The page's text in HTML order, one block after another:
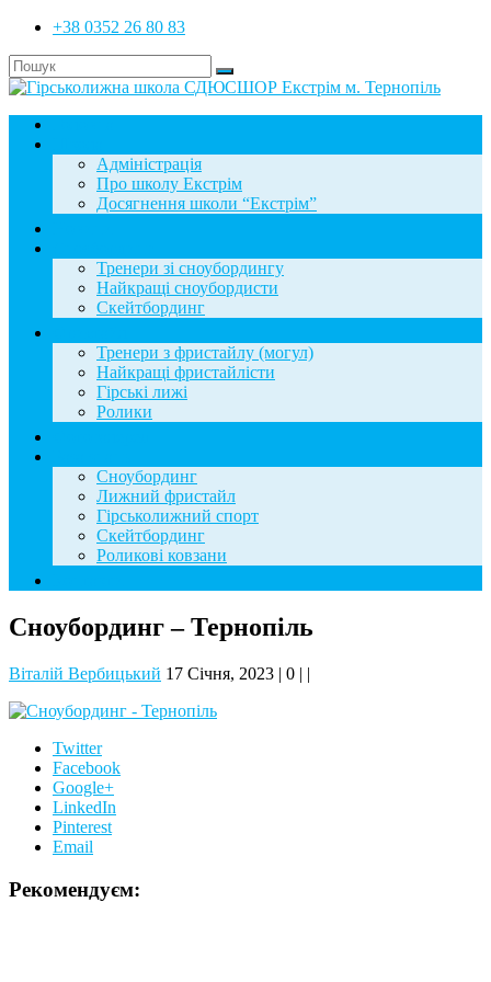
+38 0352 26 80 83
Адміністрація
Про школу Екстрім
Досягнення школи “Екстрім”
Тренери зі сноубордингу
Найкращі сноубордисти
Скейтбординг
Тренери з фристайлу (могул)
Найкращі фристайлісти
Гірські лижі
Ролики
Сноубординг
Лижний фристайл
Гірськолижний спорт
Скейтбординг
Роликові ковзани
Сноубординг – Тернопіль
Віталій Вербицький 17 Січня, 2023 | 0 | |
Twitter
Facebook
Google+
LinkedIn
Pinterest
Email
Рекомендуєм: